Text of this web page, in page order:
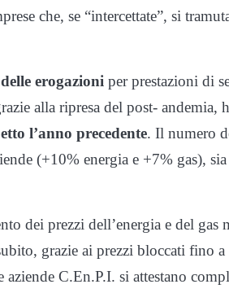
che, se “intercettate”, si
erogazioni per prestazioni di
alla ripresa del post- andemia,
l’anno precedente. Il numero
(+10% energia e +7% gas),
dei prezzi dell’energia e del gas
grazie ai prezzi bloccati fino
C.En.P.I. si attestano